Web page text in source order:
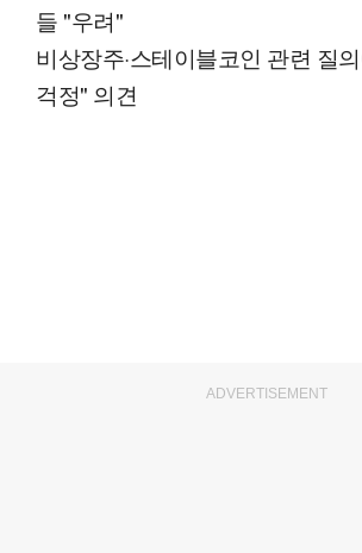
들 "우려"
비상장주·스테이블코인 관련 질
걱정" 의견
ADVERTISEMENT